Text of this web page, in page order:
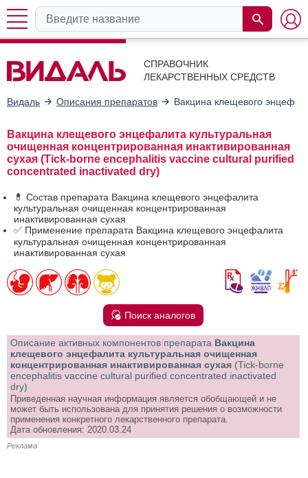
СПРАВОЧНИК
ЛЕКАРСТВЕННЫХ СРЕДСТВ
Видаль Описания препаратов Вакцина клещевого
Вакцина клещевого энцефалита культуральная
очищенная концентрированная инактивированная
сухая (Tick-borne encephalitis vaccine cultural purified
concentrated inactivated dry)
💊 Состав препарата Вакцина клещевого энцефалита
культуральная очищенная концентрированная
инактивированная сухая
✅ Применение препарата Вакцина клещевого энцефалита
культуральная очищенная концентрированная
инактивированная сухая
Поиск аналогов
Описание активных компонентов препарата Вакцина
клещевого энцефалита культуральная очищенная
концентрированная инактивированная сухая (Tick-borne
encephalitis vaccine cultural purified concentrated inactivated
dry)
Приведенная научная информация является обобщающей и не
может быть использована для принятия решения о возможности
применения конкретного лекарственного препарата.
Дата обновления: 2020.03.24
Реклама